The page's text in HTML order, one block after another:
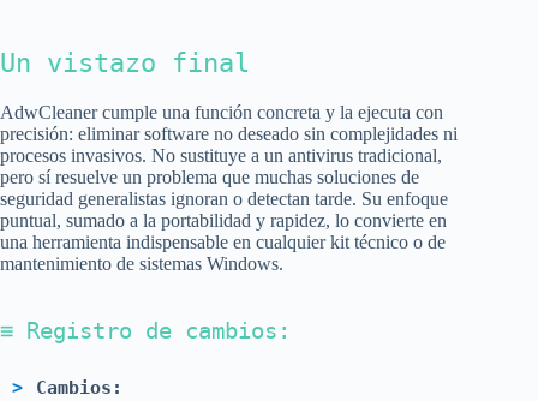
Un vistazo final
AdwCleaner cumple una función concreta y la ejecuta con
precisión: eliminar software no deseado sin complejidades ni
procesos invasivos. No sustituye a un antivirus tradicional,
pero sí resuelve un problema que muchas soluciones de
seguridad generalistas ignoran o detectan tarde. Su enfoque
puntual, sumado a la portabilidad y rapidez, lo convierte en
una herramienta indispensable en cualquier kit técnico o de
mantenimiento de sistemas Windows.
≡ Registro de cambios:
Cambios: